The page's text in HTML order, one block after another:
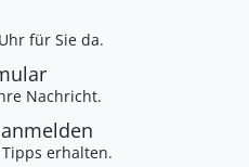
für Sie da.
Nachricht.
erhalten.